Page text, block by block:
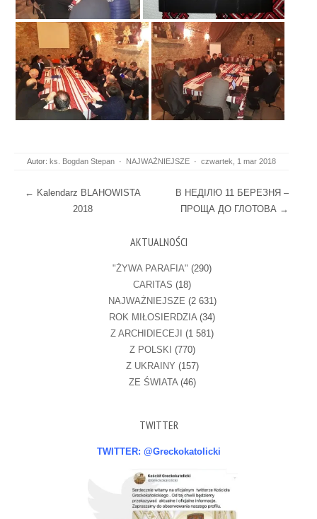
Autor: ks. Bogdan Stepan · NAJWAŻNIEJSZE · czwartek, 1 mar 2018
Post navigation
← Kalendarz BLAHOWISTA
2018
В НЕДІЛЮ 11 БЕРЕЗНЯ –
ПРОЩА ДО ГЛОТОВА →
AKTUALNOŚCI
"ŻYWA PARAFIA" (290)
CARITAS (18)
NAJWAŻNIEJSZE (2 631)
ROK MIŁOSIERDZIA (34)
Z ARCHIDIECEJI (1 581)
Z POLSKI (770)
Z UKRAINY (157)
ZE ŚWIATA(46)
TWITTER
TWITTER: @Greckokatolicki